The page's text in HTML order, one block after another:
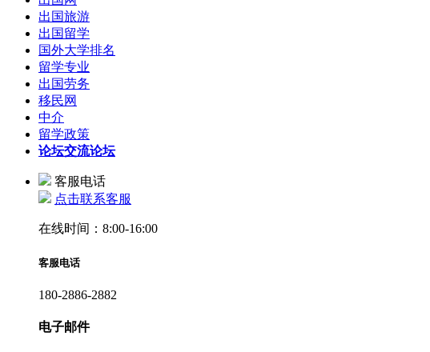
出国旅游
出国留学
国外大学排名
留学专业
出国劳务
移民网
中介
留学政策
论坛交流论坛
客服电话
点击联系客服
在线时间：8:00-16:00
客服电话
180-2886-2882
电子邮件